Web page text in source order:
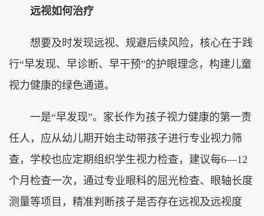
远视如何治疗
想要及时发现远视、规避后续风险，核心在于践
行“早发现、早诊断、早干预”的护眼理念，构建儿童
视力健康的绿色通道。
一是“早发现”。家长作为孩子视力健康的第一责
任人，应从幼儿期开始主动带孩子进行专业视力筛
查，学校也应定期组织学生视力检查，建议每6—12
个月检查一次，通过专业眼科的屈光检查、眼轴长度
测量等项目，精准判断孩子是否存在远视及远视度